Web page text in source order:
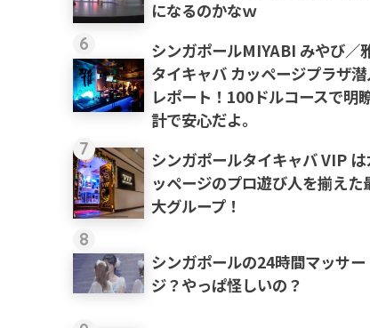
になるのかなｗ
6
シンガポールMIYABI みやび／
タイキャバ カッページプラザ潜
レポート！100ドルコースで明
計で安心だよ。
7
シンガポールタイキャバ VIP は
ッページのプロ遊び人を揃えた
大グループ！
8
シンガポールの24時間マッサー
ジ？やっぱ怪しいの？